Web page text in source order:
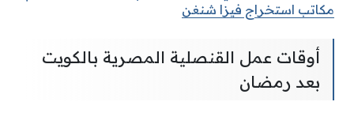
مكاتب استخراج فيزا شنغن
أوقات عمل القنصلية المصرية بالكويت
بعد رمضان